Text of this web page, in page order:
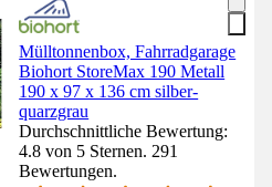
Mülltonnenbox, Fahrradgarage
Biohort StoreMax 190 Metall
190 x 97 x 136 cm silber-
quarzgrau
Durchschnittliche Bewertung:
4.8 von 5 Sternen. 291
Bewertungen.